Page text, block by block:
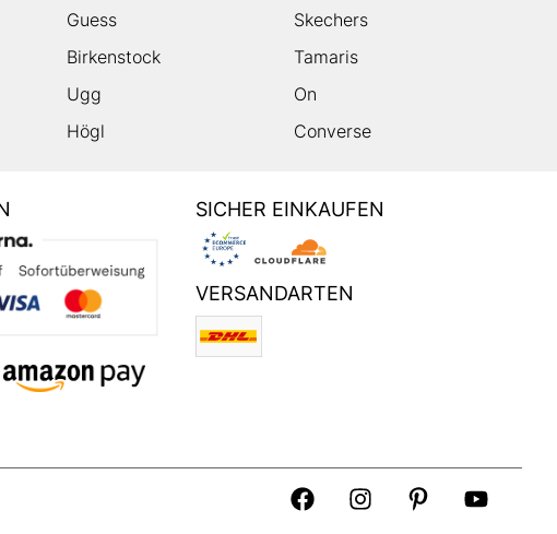
Guess
Skechers
Birkenstock
Tamaris
Ugg
On
Högl Converse
SICHER EINKAUFEN
VERSANDARTEN